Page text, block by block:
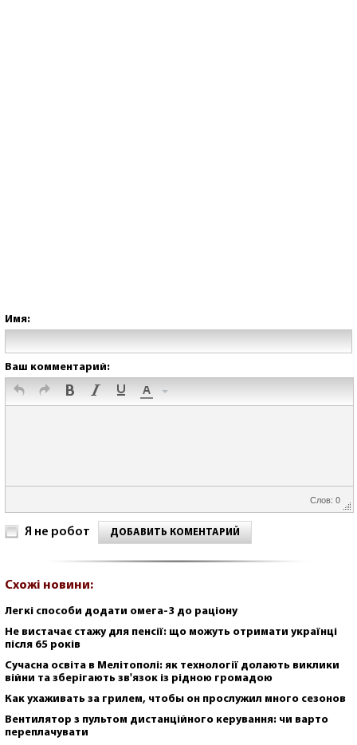
Имя:
Ваш комментарий:
Слов: 0
Я не робот ДОБАВИТЬ КОМЕНТАРИЙ
Схожі новини:
Легкі способи додати омега-3 до раціону
Не вистачає стажу для пенсії: що можуть отримати українці
після 65 років
Сучасна освіта в Мелітополі: як технології долають виклики
війни та зберігають зв'язок із рідною громадою
Как ухаживать за грилем, чтобы он прослужил много сезонов
Вентилятор з пультом дистанційного керування: чи варто
переплачувати